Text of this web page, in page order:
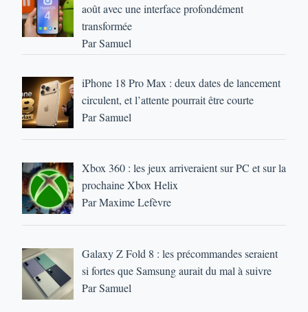
août avec une interface profondément
transformée
Par Samuel
iPhone 18 Pro Max : deux dates de lancement
circulent, et l’attente pourrait être courte
Par Samuel
Xbox 360 : les jeux arriveraient sur PC et sur la
prochaine Xbox Helix
Par Maxime Lefèvre
Galaxy Z Fold 8 : les précommandes seraient
si fortes que Samsung aurait du mal à suivre
Par Samuel